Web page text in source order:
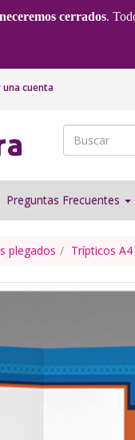
cerrados.
una cuenta
Preguntas Frecuentes
plegados Trípticos A4